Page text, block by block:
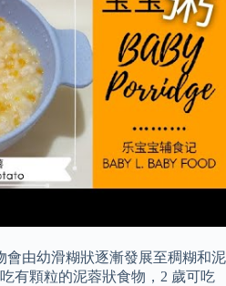
會由幼滑糊狀逐漸發展至稠糊和泥
有顆粒的泥蓉狀食物，2 歲可吃